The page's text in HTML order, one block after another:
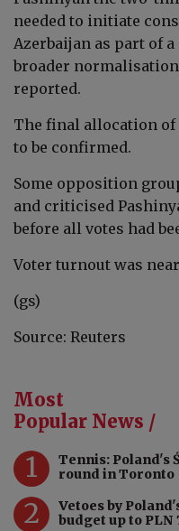
needed to initiate
Azerbaijan as part of
broader
reported.
The final allocation of
to be confirmed.
Some opposition
and criticised
before all votes had
Voter turnout was
(gs)
Source: Reuters
Most
Popular News /
1
Tennis: Poland's
round in Toronto
2
Vetoes by
budget up to